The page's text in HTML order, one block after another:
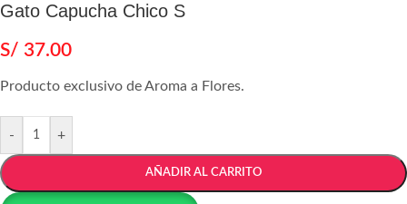
Gato Capucha Chico S
S/ 37.00
Producto exclusivo de Aroma a Flores.
- +
AÑADIR AL CARRITO